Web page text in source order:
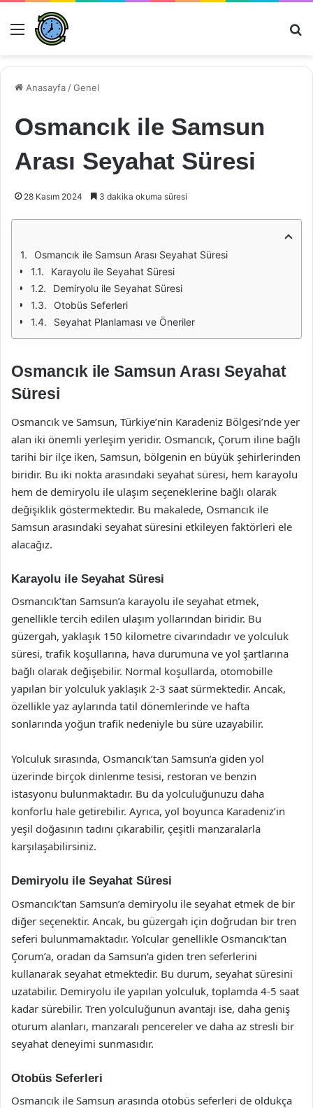
Menü
Anasayfa /Genel
Osmancık ile Samsun
Arası Seyahat Süresi
28 Kasım 2024 3 dakika okuma süresi
Osmancık ile Samsun Arası Seyahat Süresi
Karayolu ile Seyahat Süresi
Demiryolu ile Seyahat Süresi
Otobüs Seferleri
Seyahat Planlaması ve Öneriler
Osmancık ile Samsun Arası Seyahat
Süresi
Osmancık ve Samsun, Türkiye’nin Karadeniz Bölgesi’nde yer
alan iki önemli yerleşim yeridir. Osmancık, Çorum iline bağlı
tarihi bir ilçe iken, Samsun, bölgenin en büyük şehirlerinden
biridir. Bu iki nokta arasındaki seyahat süresi, hem karayolu
hem de demiryolu ile ulaşım seçeneklerine bağlı olarak
değişiklik göstermektedir. Bu makalede, Osmancık ile
Samsun arasındaki seyahat süresini etkileyen faktörleri ele
alacağız.
Karayolu ile Seyahat Süresi
Osmancık’tan Samsun’a karayolu ile seyahat etmek,
genellikle tercih edilen ulaşım yollarından biridir. Bu
güzergah, yaklaşık 150 kilometre civarındadır ve yolculuk
süresi, trafik koşullarına, hava durumuna ve yol şartlarına
bağlı olarak değişebilir. Normal koşullarda, otomobille
yapılan bir yolculuk yaklaşık 2-3 saat sürmektedir. Ancak,
özellikle yaz aylarında tatil dönemlerinde ve hafta
sonlarında yoğun trafik nedeniyle bu süre uzayabilir.
Yolculuk sırasında, Osmancık’tan Samsun’a giden yol
üzerinde birçok dinlenme tesisi, restoran ve benzin
istasyonu bulunmaktadır. Bu da yolculuğunuzu daha
konforlu hale getirebilir. Ayrıca, yol boyunca Karadeniz’in
yeşil doğasının tadını çıkarabilir, çeşitli manzaralarla
karşılaşabilirsiniz.
Demiryolu ile Seyahat Süresi
Osmancık’tan Samsun’a demiryolu ile seyahat etmek de bir
diğer seçenektir. Ancak, bu güzergah için doğrudan bir tren
seferi bulunmamaktadır. Yolcular genellikle Osmancık’tan
Çorum’a, oradan da Samsun’a giden tren seferlerini
kullanarak seyahat etmektedir. Bu durum, seyahat süresini
uzatabilir. Demiryolu ile yapılan yolculuk, toplamda 4-5 saat
kadar sürebilir. Tren yolculuğunun avantajı ise, daha geniş
oturum alanları, manzaralı pencereler ve daha az stresli bir
seyahat deneyimi sunmasıdır.
Otobüs Seferleri
Osmancık ile Samsun arasında otobüs seferleri de oldukça